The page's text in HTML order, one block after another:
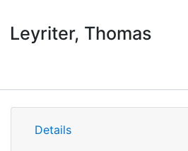
Leyriter, Thomas
Details
Details